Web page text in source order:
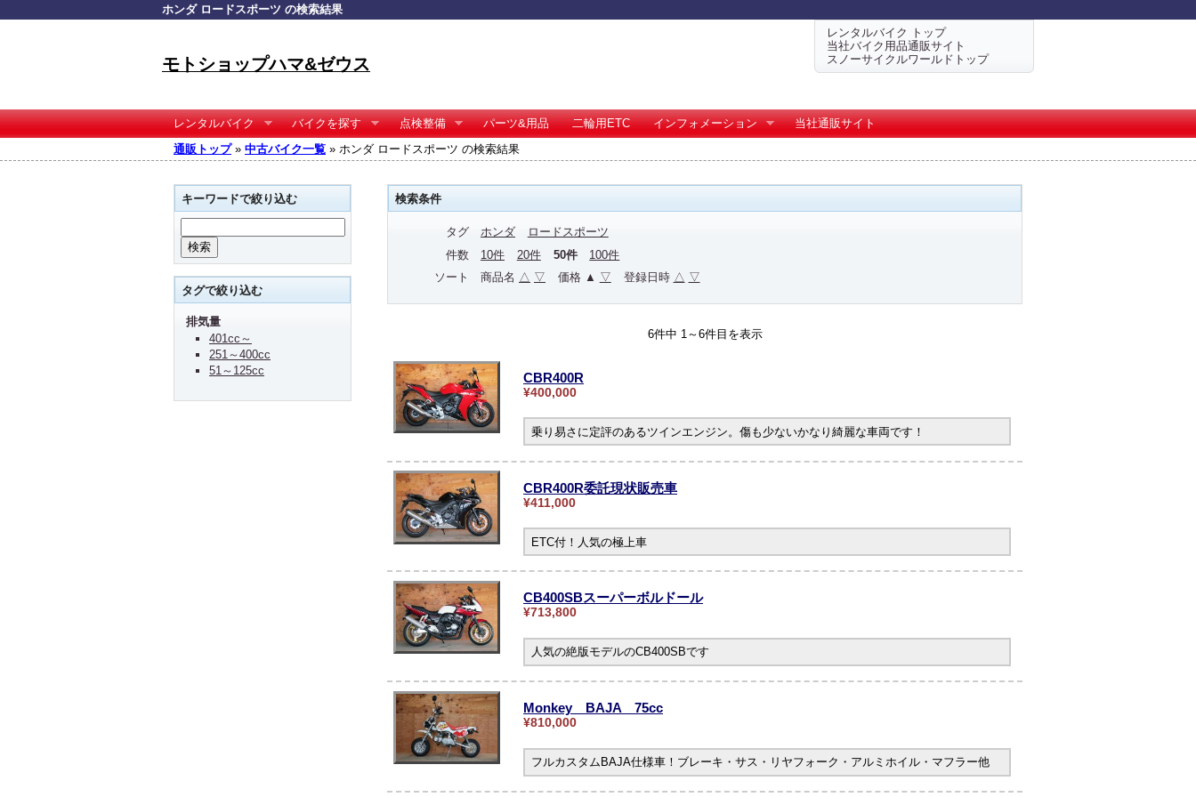
ホンダ ロードスポーツ の検索結果
モトショップハマ&ゼウス
レンタルバイク トップ
当社バイク用品通販サイト
スノーサイクルワールドトップ
レンタルバイク バイクを探す 点検整備 パーツ&用品 二輪用ETC インフォメーション
当社通販サイト
通販トップ» 中古バイク一覧 » ホンダ ロードスポーツ の検索結果
検索条件
タグ ホンダ
ロードスポーツ
件数
10件 20件 50件
100件
ソート
商品名 △ ▽ 価格 ▲ ▽ 登録日時 △ ▽
6件中 1～6件目を表示
CBR400R
¥400,000
乗り易さに定評のあるツインエンジン。傷も少ないかなり綺麗な車両です！
CBR400R委託現状販売車
¥411,000
ETC付！人気の極上車
CB400SBスーパーボルドール
¥713,800
人気の絶版モデルのCB400SBです
Monkey BAJA 75cc
¥810,000
フルカスタムBAJA仕様車！ブレーキ・サス・リヤフォーク・アルミホイル・マフラー他
キーワードで絞り込む
タグで絞り込む
排気量
401cc～
251～400cc
51～125cc